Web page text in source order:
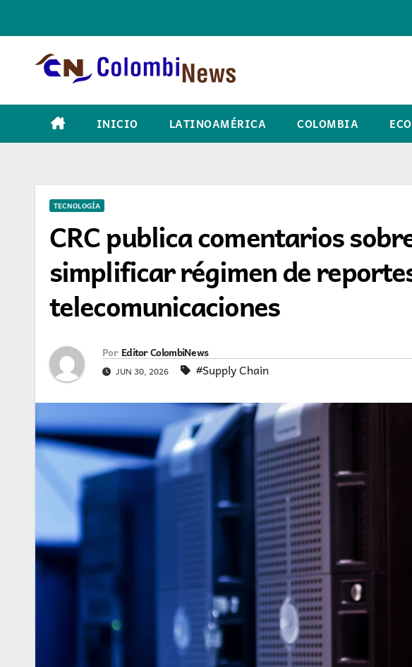
INICIO LATINOAMÉRICA COLOMBIA
TECNOLOGÍA
CRC publica comentarios
simplificar régimen de
telecomunicaciones
Por Editor ColombiNews
JUN 30, 2026 #Supply Chain